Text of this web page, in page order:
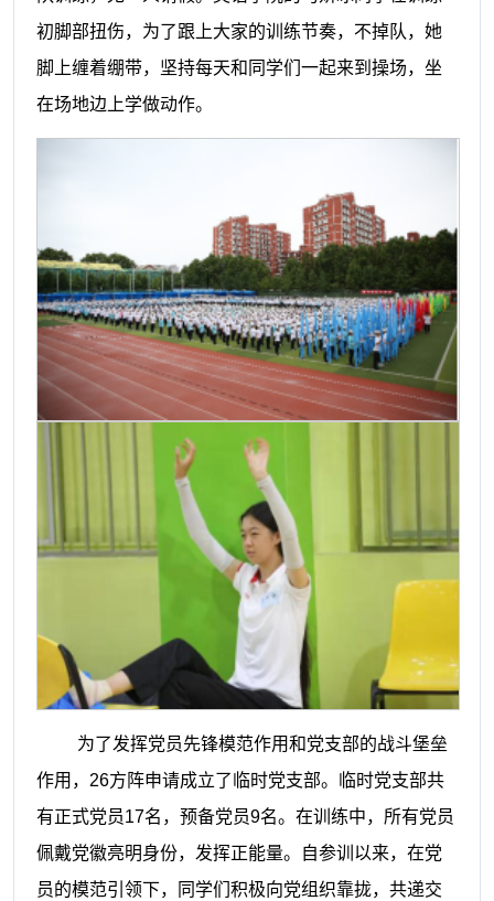
初脚部扭伤，为了跟上大家的训练节奏，不掉队，她
脚上缠着绷带，坚持每天和同学们一起来到操场，坐
在场地边上学做动作。
为了发挥党员先锋模范作用和党支部的战斗堡垒
作用， 26方阵申请成立了临时党支部。临时党支部共
有正式党员17名，预备党员9名。在训练中，所有党员
佩戴党徽亮明身份，发挥正能量。自参训以来，在党
员的模范引领下，同学们积极向党组织靠拢，共递交